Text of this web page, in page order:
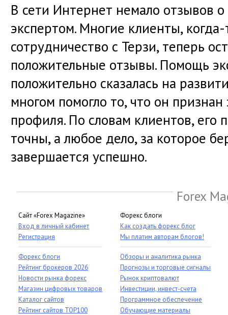
В сети Интернет немало отзывов о
экспертом. Многие клиенты,
сотрудничество с Терзи, теперь
положительные отзывы. Помощь
положительно сказалась на
многом помогло то, что он
профиля. По словам клиентов, его
точны, а любое дело, за которое
завершается успешно.
Forex
Сайт «Forex Magazine»
Вход в личный кабинет
Регистрация
Форекс блоги
Рейтинг брокеров 2026
Новости рынка форекс
Магазин цифровых товаров
Каталог сайтов
Рейтинг сайтов TOP100
Форекс блоги
Как создать форекс блог
Мы платим авторам блогов!
Обзоры и аналитика рынка
Прогнозы и торговые сигналы
Рынок криптовалют
Инвестиции, инвест-счета
Программное обеспечение
Обучающие материалы